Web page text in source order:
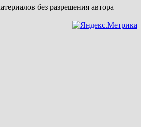
без разрешения автора